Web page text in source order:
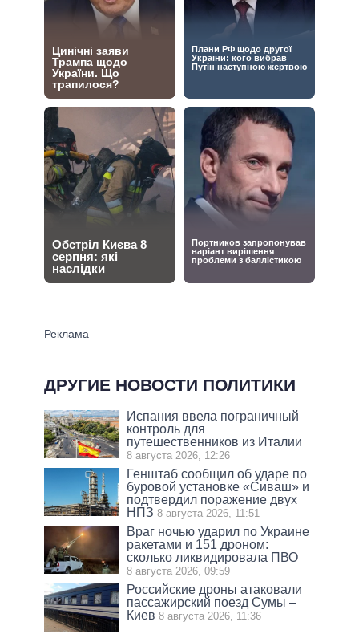
ДРУГИЕ НОВОСТИ ПОЛИТИКИ
Испания ввела пограничный
контроль для
путешественников из Италии
8 августа 2026, 12:26
Генштаб сообщил об ударе по
буровой установке «Сиваш» и
подтвердил поражение двух
НПЗ 8 августа 2026, 11:51
Враг ночью ударил по Украине
ракетами и 151 дроном:
сколько ликвидировала ПВО
8 августа 2026, 09:59
Российские дроны атаковали
пассажирский поезд Сумы –
Киев 8 августа 2026, 11:36